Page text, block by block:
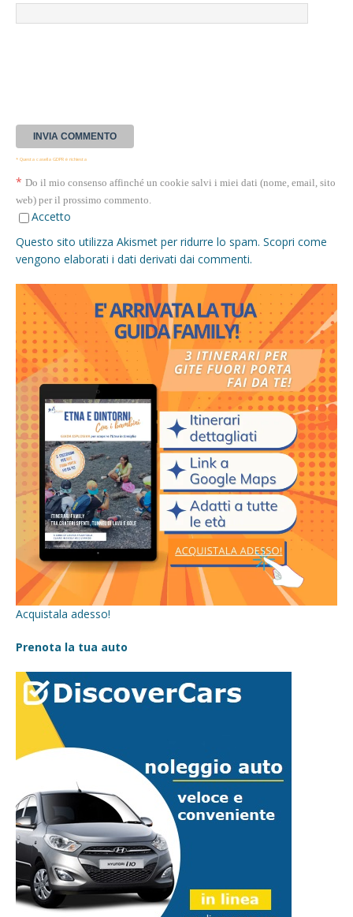
* Questa casella GDPR è richiesta
* Do il mio consenso affinché un cookie salvi i miei dati (nome, email, sito
web) per il prossimo commento.
Accetto
Questo sito utilizza Akismet per ridurre lo spam. Scopri come
vengono elaborati i dati derivati dai commenti.
Acquistala adesso!
Prenota la tua auto